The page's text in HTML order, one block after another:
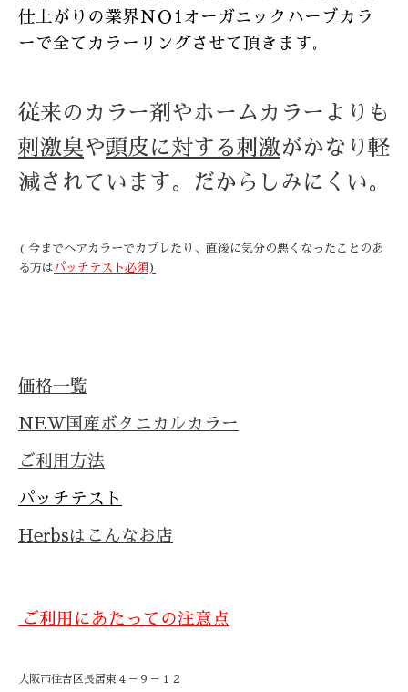
仕上がりの業界ＮＯ1オーガニックハーブカラ
ーで全てカラーリングさせて頂きます 。
従来のカラー剤やホームカラーよりも
刺激臭や頭皮に対する刺激がかなり軽
減されています。だからしみにくい。
( 今までヘアカラーでカブレたり、直後に気分の悪くなったことのあ
る方はパッチテスト必須)
価格一覧
NEW国産ボタニカルカラー
ご利用方法
パッチテスト
Herbsはこんなお店
ご利用にあたっての注意点
大阪市住吉区長居東４－９－１２